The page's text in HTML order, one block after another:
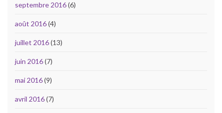
septembre 2016(6)
août 2016(4)
juillet 2016(13)
juin 2016(7)
mai 2016(9)
avril 2016(7)